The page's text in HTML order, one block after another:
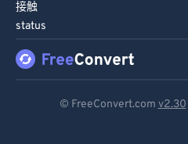
接触
status
© FreeConvert.com v2.30